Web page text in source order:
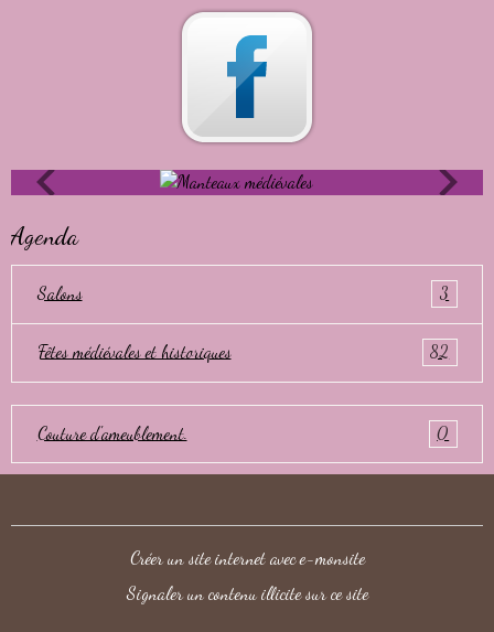
Agenda
Salons 3
Fêtes médiévales et historiques 82
Couture d'ameublement. 0
Créer un site internet avec e-monsite
Signaler un contenu illicite sur ce site